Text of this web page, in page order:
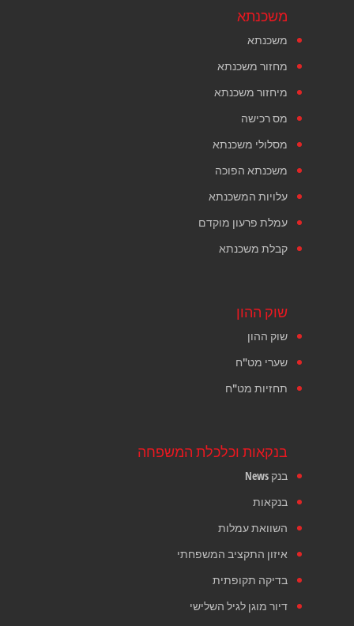
משכנתא
משכנתא
מחזור משכנתא
מיחזור משכנתא
מס רכישה
מסלולי משכנתא
משכנתא הפוכה
עלויות המשכנתא
עמלת פרעון מוקדם
קבלת משכנתא
שוק ההון
שוק ההון
שערי מט"ח
תחזיות מט"ח
בנקאות וכלכלת המשפחה
בנק News
בנקאות
השוואת עמלות
איזון התקציב המשפחתי
בדיקה תקופתית
דיור מוגן לגיל השלישי